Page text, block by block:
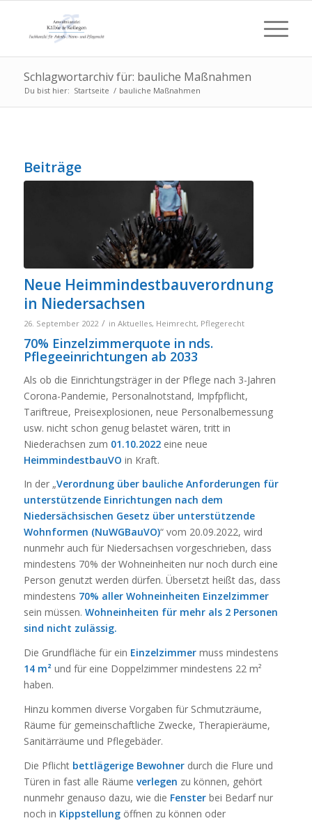
Schlagwortarchiv für: bauliche Maßnahmen
Du bist hier: Startseite / bauliche Maßnahmen
Beiträge
Neue Heimmindestbauverordnung
in Niedersachsen
26. September 2022 / in Aktuelles, Heimrecht, Pflegerecht
70% Einzelzimmerquote in nds.
Pflegeeinrichtungen ab 2033
Als ob die Einrichtungsträger in der Pflege nach 3-Jahren
Corona-Pandemie, Personalnotstand, Impfpflicht,
Tariftreue, Preisexplosionen, neue Personalbemessung
usw. nicht schon genug belastet wären, tritt in
Niederachsen zum 01.10.2022eine neue
HeimmindestbauVO in Kraft.
In der „Verordnung über bauliche Anforderungen für
unterstützende Einrichtungen nach dem
Niedersächsischen Gesetz über unterstützende
Wohnformen (NuWGBauVO)“ vom 20.09.2022, wird
nunmehr auch für Niedersachsen vorgeschrieben, dass
mindestens 70% der Wohneinheiten nur noch durch eine
Person genutzt werden dürfen. Übersetzt heißt das, dass
mindestens 70% aller Wohneinheiten Einzelzimmer
sein müssen. Wohneinheiten für mehr als 2 Personen
sind nicht zulässig.
Die Grundfläche für ein Einzelzimmermuss mindestens
14 m²und für eine Doppelzimmer mindestens 22 m²
haben.
Hinzu kommen diverse Vorgaben für Schmutzräume,
Räume für gemeinschaftliche Zwecke, Therapieräume,
Sanitärräume und Pflegebäder.
Die Pflicht bettlägerige Bewohnerdurch die Flure und
Türen in fast alle Räume verlegen zu können, gehört
nunmehr genauso dazu, wie die Fensterbei Bedarf nur
noch in Kippstellungöffnen zu können oder